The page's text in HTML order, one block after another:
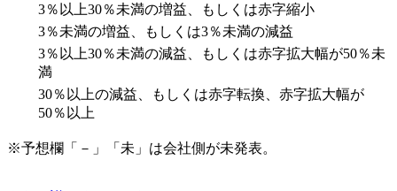
3％以上30％未満の増益、もしくは赤字縮小
3％未満の増益、もしくは3％未満の減益
3％以上30％未満の減益、もしくは赤字拡大幅が50％未
満
30％以上の減益、もしくは赤字転換、赤字拡大幅が
50％以上
※予想欄「－」「未」は会社側が未発表。